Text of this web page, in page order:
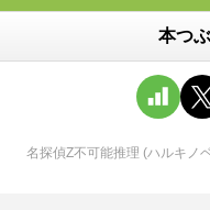
本つ
名探偵Z不可能推理 (ハルキノ